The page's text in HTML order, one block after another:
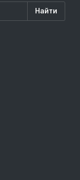
Найти